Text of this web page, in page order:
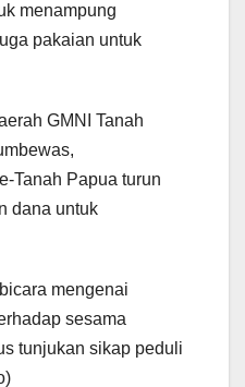
menampung
pakaian untuk
GMNI Tanah
Tanah Papua turun
dana untuk
mengenai
sesama
tunjukan sikap peduli